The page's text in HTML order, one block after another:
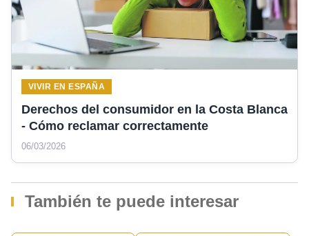
VIVIR EN ESPAÑA
Derechos del consumidor en la Costa Blanca
- Cómo reclamar correctamente
06/03/2026
También te puede interesar